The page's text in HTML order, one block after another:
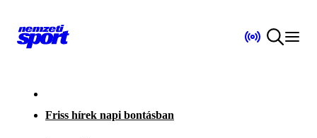
Friss hírek napi bontásban